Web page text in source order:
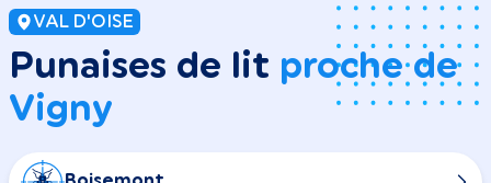
VAL D'OISE
Punaises de lit proche de
Vigny